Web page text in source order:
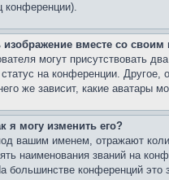
конференции).
изображение вместе со
могут присутствовать
на конференции. Другое,
же зависит, какие аватары
я могу изменить его?
вашим именем, отражают
наименования званий на
большинстве конференций